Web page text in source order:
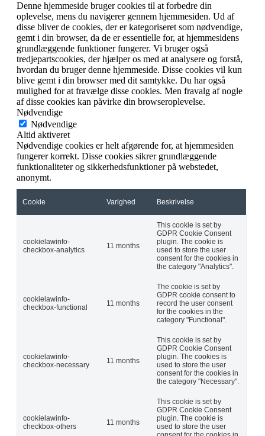
Denne hjemmeside bruger cookies til at forbedre din
oplevelse, mens du navigerer gennem hjemmesiden. Ud af
disse bliver de cookies, der er kategoriseret som nødvendige,
gemt i din browser, da de er essentielle for, at hjemmesidens
grundlæggende funktioner fungerer. Vi bruger også
tredjepartscookies, der hjælper os med at analysere og forstå,
hvordan du bruger denne hjemmeside. Disse cookies vil kun
blive gemt i din browser med dit samtykke. Du har også
mulighed for at fravælge disse cookies. Men fravalg af nogle
af disse cookies kan påvirke din browseroplevelse.
Nødvendige
Nødvendige
Altid aktiveret
Nødvendige cookies er helt afgørende for, at hjemmesiden
fungerer korrekt. Disse cookies sikrer grundlæggende
funktionaliteter og sikkerhedsfunktioner på webstedet,
anonymt.
Cookie Varighed Beskrivelse
cookielawinfo-
checkbox-analytics
11 months
This cookie is set by
GDPR Cookie Consent
plugin. The cookie is
used to store the user
consent for the cookies in
the category "Analytics".
cookielawinfo-
checkbox-functional
11 months
The cookie is set by
GDPR cookie consent to
record the user consent
for the cookies in the
category "Functional".
cookielawinfo-
checkbox-necessary
11 months
This cookie is set by
GDPR Cookie Consent
plugin. The cookies is
used to store the user
consent for the cookies in
the category "Necessary".
cookielawinfo-
checkbox-others
11 months
This cookie is set by
GDPR Cookie Consent
plugin. The cookie is
used to store the user